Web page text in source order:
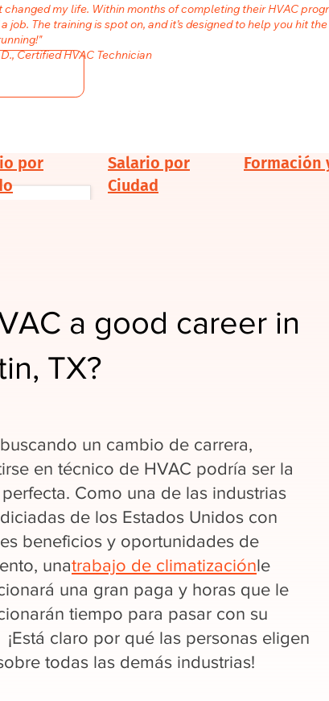
changed my life. Within months of completing their HVAC
job. The training is spot on, and it’s designed to help you hit the
Certified HVAC Technician
a good career in
TX?
un cambio de carrera,
en técnico de HVAC podría ser la
Como una de las industrias
de los Estados Unidos con
beneficios y oportunidades de
unatrabajo de climatizaciónle
una gran paga y horas que le
tiempo para pasar con su
claro por qué las personas eligen
todas las demás industrias!
por
Salario por
Ciudad
Formación